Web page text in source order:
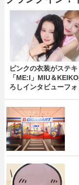
ピンクの衣装がステキ
「ME:I」MIU＆
ろしインタビューフォ